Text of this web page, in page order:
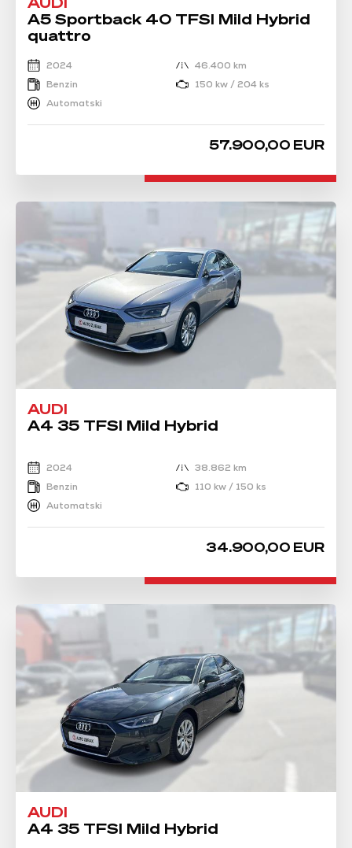
A5 Sportback 40 TFSI Mild Hybrid
quattro
2024
46.400 km
Benzin
150 kw / 204 ks
Automatski
57.900,00 EUR
AUDI
A4 35 TFSI Mild Hybrid
2024
38.862 km
Benzin
110 kw / 150 ks
Automatski
34.900,00 EUR
AUDI
A4 35 TFSI Mild Hybrid